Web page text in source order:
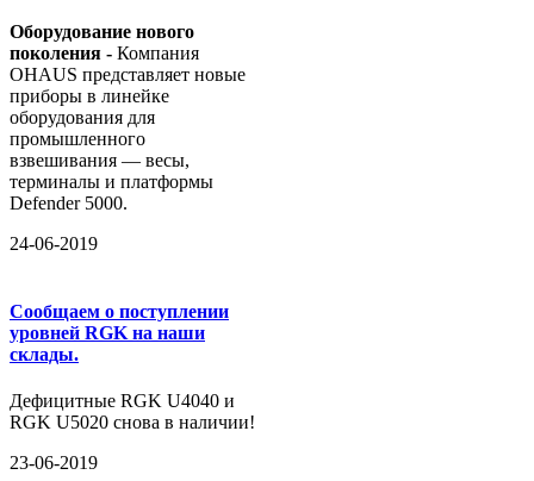
Оборудование нового
поколения - Компания
OHAUS представляет новые
приборы в линейке
оборудования для
промышленного
взвешивания — весы,
терминалы и платформы
Defender 5000.
24-06-2019
Сообщаем о поступлении
уровней RGK на наши
склады.
Дефицитные RGK U4040 и
RGK U5020 снова в наличии!
23-06-2019